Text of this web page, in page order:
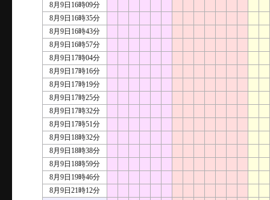
8月9日16時09分
8月9日16時35分
8月9日16時43分
8月9日16時57分
8月9日17時04分
8月9日17時16分
8月9日17時19分
8月9日17時25分
8月9日17時32分
8月9日17時51分
8月9日18時32分
8月9日18時38分
8月9日18時59分
8月9日19時46分
8月9日21時12分